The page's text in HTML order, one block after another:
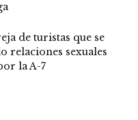
de turistas que se
relaciones sexuales
la A-7